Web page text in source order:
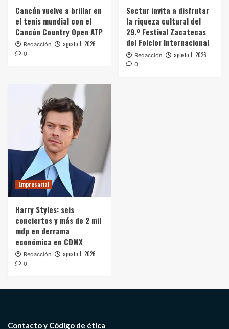
Cancún vuelve a brillar en
el tenis mundial con el
Cancún Country Open ATP
Redacción agosto 1, 2026
0
Sectur invita a disfrutar
la riqueza cultural del
29.º Festival Zacatecas
del Folclor Internacional
Redacción agosto 1, 2026
0
Empresarial
Harry Styles: seis
conciertos y más de 2 mil
mdp en derrama
económica en CDMX
Redacción agosto 1, 2026
0
Contacto y Código de ética